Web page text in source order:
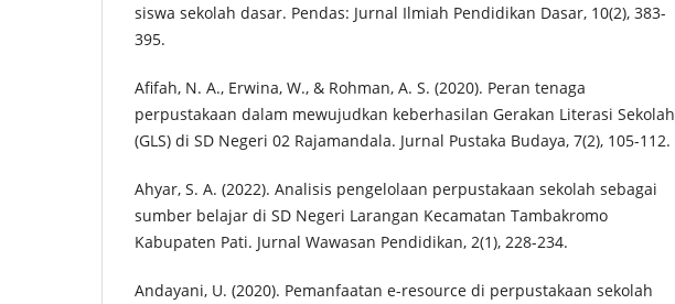
siswa sekolah dasar. Pendas: Jurnal Ilmiah Pendidikan Dasar, 10(2), 383-
395.
Afifah, N. A., Erwina, W., & Rohman, A. S. (2020). Peran tenaga
perpustakaan dalam mewujudkan keberhasilan Gerakan Literasi Sekolah
(GLS) di SD Negeri 02 Rajamandala. Jurnal Pustaka Budaya, 7(2), 105-112.
Ahyar, S. A. (2022). Analisis pengelolaan perpustakaan sekolah sebagai
sumber belajar di SD Negeri Larangan Kecamatan Tambakromo
Kabupaten Pati. Jurnal Wawasan Pendidikan, 2(1), 228-234.
Andayani, U. (2020). Pemanfaatan e-resource di perpustakaan sekolah